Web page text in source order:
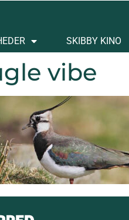
SKIBBY KINO
vibe